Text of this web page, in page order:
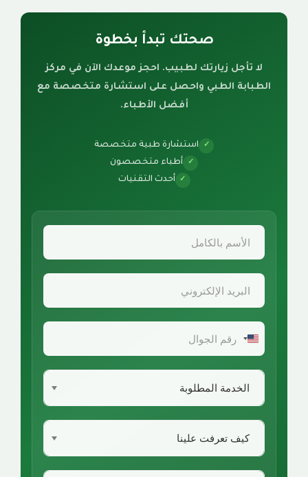
صحتك تبدأ بخطوة
لا تأجل زيارتك لطبيب. احجز موعدك الآن في مركز
الطبابة الطبي واحصل على استشارة متخصصة مع
أفضل الأطباء.
✓ استشارة طبية متخصصة
✓ أطباء متخصصون
✓ أحدث التقنيات
United
+1